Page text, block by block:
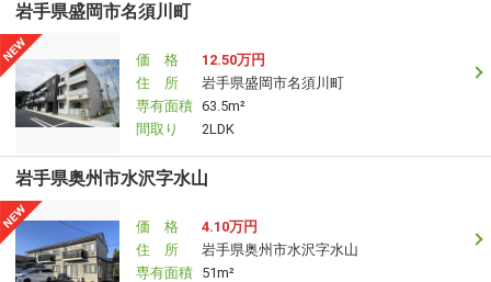
岩手県盛岡市名須川町
価 格
12.50万円
住 所
岩手県盛岡市名須川町
専有面積 63.5m²
間取り
2LDK
岩手県奥州市水沢字水山
価 格
4.10万円
住 所
岩手県奥州市水沢字水山
専有面積 51m²